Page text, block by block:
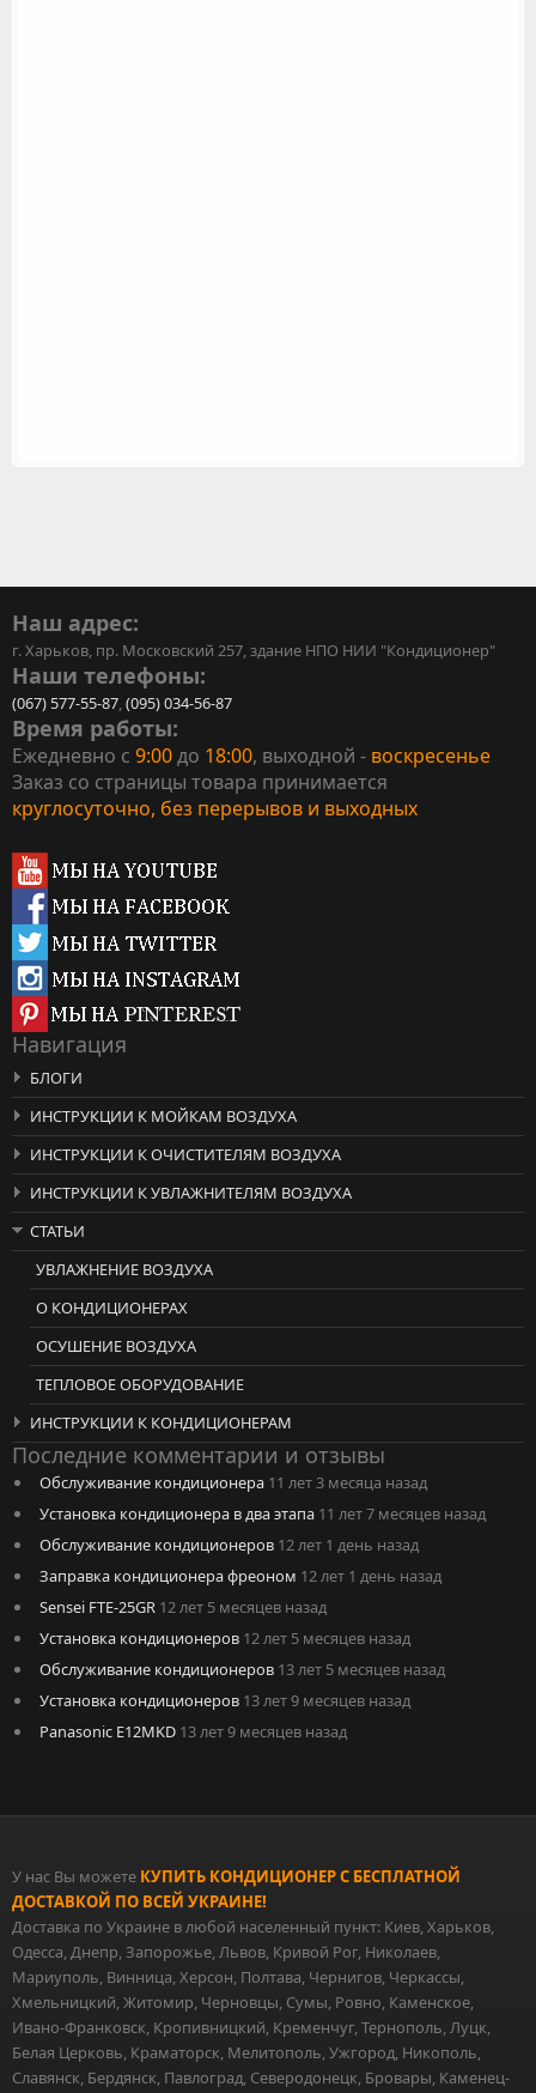
Наш адрес:
г. Харьков, пр. Московский 257, здание НПО НИИ "Кондиционер"
Наши телефоны:
(067) 577-55-87,(095) 034-56-87
Время работы:
Ежедневно с 9:00до 18:00, выходной - воскресенье
Заказ со страницы товара принимается
круглосуточно, без перерывов и выходных
Навигация
БЛОГИ
ИНСТРУКЦИИ К МОЙКАМ ВОЗДУХА
ИНСТРУКЦИИ К ОЧИСТИТЕЛЯМ ВОЗДУХА
ИНСТРУКЦИИ К УВЛАЖНИТЕЛЯМ ВОЗДУХА
СТАТЬИ
УВЛАЖНЕНИЕ ВОЗДУХА
О КОНДИЦИОНЕРАХ
ОСУШЕНИЕ ВОЗДУХА
ТЕПЛОВОЕ ОБОРУДОВАНИЕ
ИНСТРУКЦИИ К КОНДИЦИОНЕРАМ
Последние комментарии и отзывы
Обслуживание кондиционера 11 лет 3 месяца назад
Установка кондиционера в два этапа 11 лет 7 месяцев назад
Обслуживание кондиционеров 12 лет 1 день назад
Заправка кондиционера фреоном 12 лет 1 день назад
Sensei FTE-25GR 12 лет 5 месяцев назад
Установка кондиционеров 12 лет 5 месяцев назад
Обслуживание кондиционеров 13 лет 5 месяцев назад
Установка кондиционеров 13 лет 9 месяцев назад
Panasonic E12MKD 13 лет 9 месяцев назад
У нас Вы можете КУПИТЬ КОНДИЦИОНЕР С БЕСПЛАТНОЙ
ДОСТАВКОЙ ПО ВСЕЙ УКРАИНЕ!
Доставка по Украине в любой населенный пункт: Киев, Харьков,
Одесса, Днепр, Запорожье, Львов, Кривой Рог, Николаев,
Мариуполь, Винница, Херсон, Полтава, Чернигов, Черкассы,
Хмельницкий, Житомир, Черновцы, Сумы, Ровно, Каменское,
Ивано-Франковск, Кропивницкий, Кременчуг, Тернополь, Луцк,
Белая Церковь, Краматорск, Мелитополь, Ужгород, Никополь,
Славянск, Бердянск, Павлоград, Северодонецк, Бровары, Каменец-